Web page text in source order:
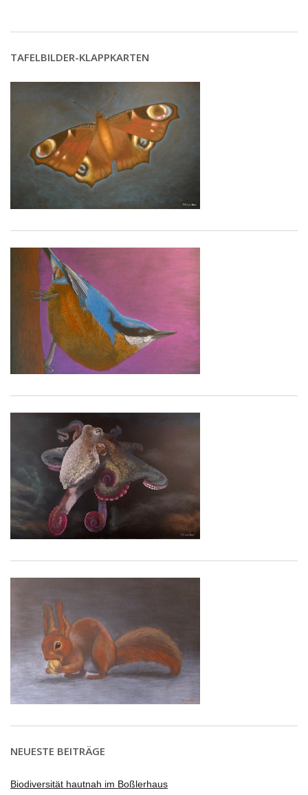
TAFELBILDER-KLAPPKARTEN
NEUESTE BEITRÄGE
Biodiversität hautnah im Boßlerhaus